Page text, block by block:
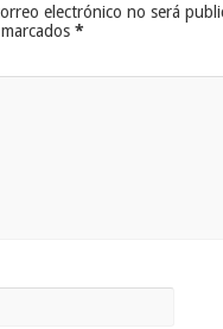
electrónico no será
*